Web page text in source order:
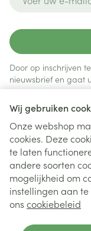
Wij gebruiken
Onze webshop
cookies. Deze
te laten
andere soorten
mogelijkheid om
instellingen aan
ons cookiebeleid
Door op inschrijven
nieuwsbrief en gaat
Juridische links